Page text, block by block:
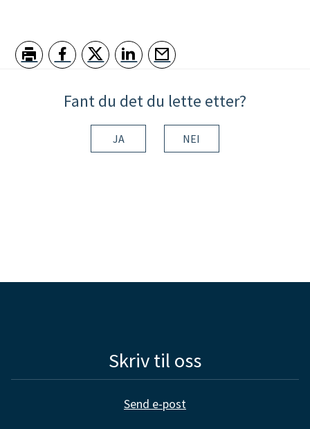
Fant du det du lette etter?
JA NEI
Skriv til oss
Send e-post